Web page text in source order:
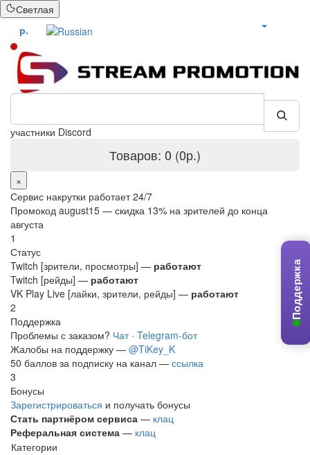
Светлая
Поддержка
р.
уча
Товаров: 0 (0р.)
×
Сервис накрутки работает 24/7
Промокод august15 — скидка 13% на зрителей до конца
августа
1
Статус
Twitch [зрители, просмотры] — работают
Twitch [рейды] — работают
VK Play Live [лайки, зрители, рейды] — работают
2
Поддержка
Проблемы с заказом? Чат· Telegram-бот
Жалобы на поддержку — @TiKey_K
50 баллов за подписку на канал — ссылка
3
Бонусы
Зарегистрироваться и получать бонусы
Стать партнёром сервиса — клац
Реферальная система — клац
Категории